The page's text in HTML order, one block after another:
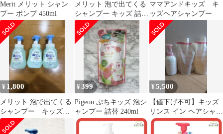
Merit メリット シャン
プー ポンプ 450ml
メリット 泡で出てくる
シャンプー キッズ 詰め
替え
ママアンドキッズ キ
ッズヘアシャンプー
¥ 1,800
メリット 泡で出てくる
シャンプー キッズ
花王 3本セット
¥399
Pigeon ぷちキッズ 泡シ
ャンプー 詰替 240ml
¥5,500
【値下げ不可】キッズ
リンス イン ヘアシャン
プー本体＋詰替